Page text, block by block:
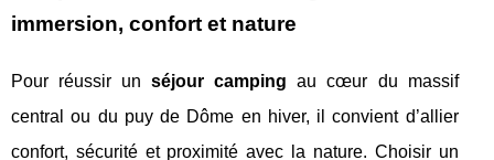
immersion, confort et nature
Pour réussir unséjour camping au cœur du massif
central ou du puy de Dôme en hiver, il convient d’allier
confort, sécurité et proximité avec la nature. Choisir un